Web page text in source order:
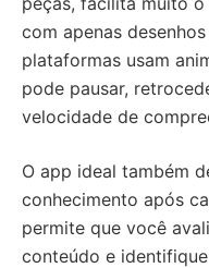
com apenas
plataformas usam
pode pausar,
velocidade de
O app ideal também
conhecimento após
permite que você
conteúdo e